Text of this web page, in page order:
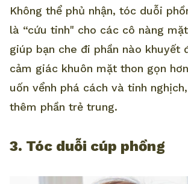
Không thể phủ nhận, tóc duỗi
là “cứu tinh" cho các cô nàng
giúp bạn che đi phần nào khuyết
cảm giác khuôn mặt thon gọn
uốn vểnh phá cách và tinh
thêm phần trẻ trung.
3. Tóc duỗi cúp phồng